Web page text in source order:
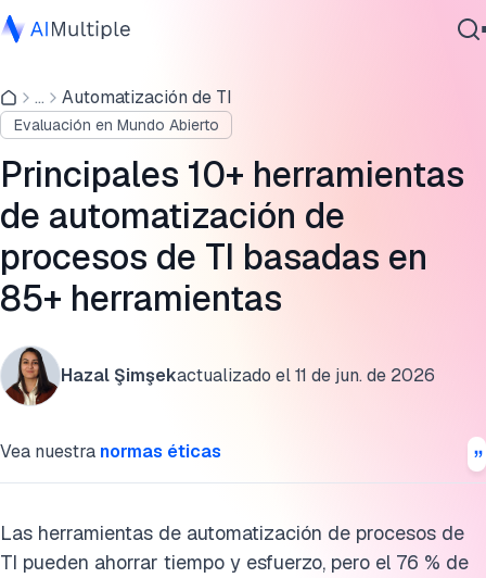
IA agencial
Ciberseguridad
Datos
Software empresarial
Servicios
... Automatización de TI
Evaluación en Mundo Abierto
Principales 10+ herramientas
de automatización de
procesos de TI basadas en
85+ herramientas
Hazal Şimşekactualizado el11 de jun. de 2026
Vea nuestra normas éticas
Las herramientas de automatización de procesos de
TI pueden ahorrar tiempo y esfuerzo, pero el 76 % de
Herramientas de automatización de procesos de TI
preseleccionadas
¿Cuáles son los diferentes tipos de herramientas ITPA?
Preguntas frecuentes
Lectura adicional